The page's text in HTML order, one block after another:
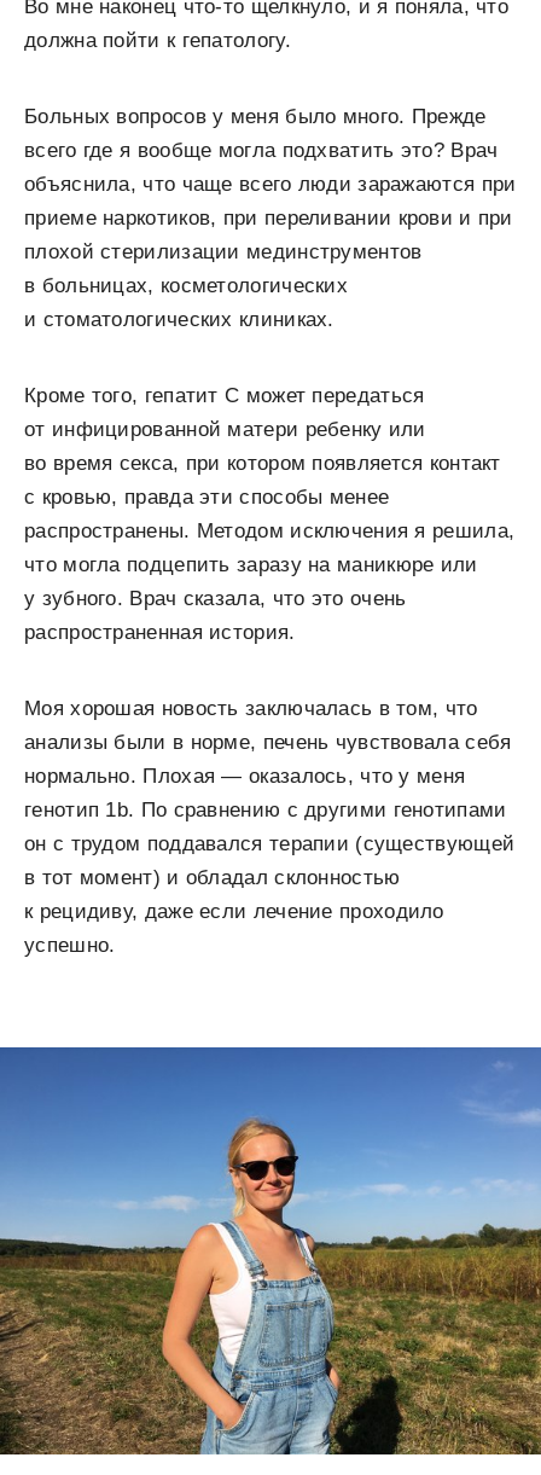
Во мне наконец что-то щелкнуло, и я поняла, что
должна пойти к гепатологу.
Больных вопросов у меня было много. Прежде
всего где я вообще могла подхватить это? Врач
объяснила, что чаще всего люди заражаются при
приеме наркотиков, при переливании крови и при
плохой стерилизации мединструментов
в больницах, косметологических
и стоматологических клиниках.
Кроме того, гепатит С может передаться
от инфицированной матери ребенку или
во время секса, при котором появляется контакт
с кровью, правда эти способы менее
распространены. Методом исключения я решила,
что могла подцепить заразу на маникюре или
у зубного. Врач сказала, что это очень
распространенная история.
Моя хорошая новость заключалась в том, что
анализы были в норме, печень чувствовала себя
нормально. Плохая — оказалось, что у меня
генотип 1b. По сравнению с другими генотипами
он с трудом поддавался терапии (существующей
в тот момент) и обладал склонностью
к рецидиву, даже если лечение проходило
успешно.